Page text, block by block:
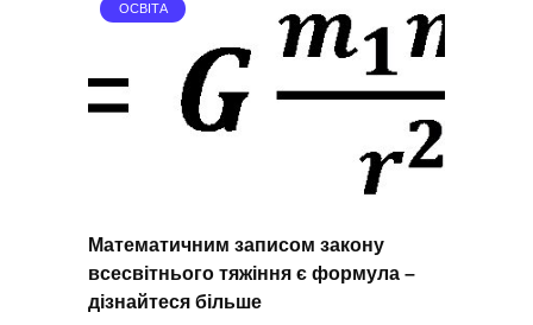
ОСВІТА
Математичним записом закону
всесвітнього тяжіння є формула –
дізнайтеся більше